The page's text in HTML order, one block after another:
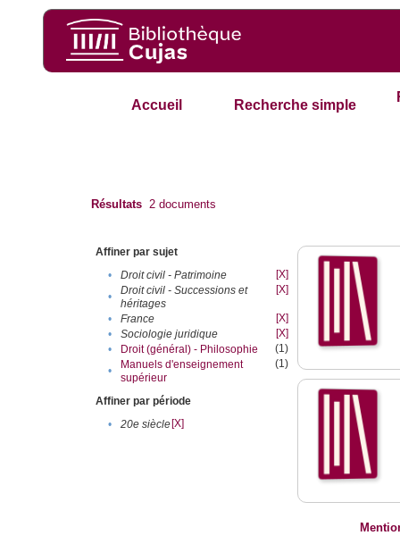
Accueil Recherche simple
Résultats 2 documents
Affiner par sujet
•
Droit civil - Patrimoine
[X]
•
Droit civil - Successions et
héritages
[X]
• France
[X]
•
Sociologie juridique
[X]
•
Droit (général) - Philosophie
(1)
•
Manuels d'enseignement
supérieur
(1)
Affiner par période
•
20e siècle[X]